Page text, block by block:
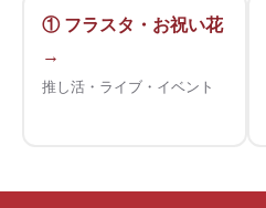
① フラスタ・お祝い花
→
推し活・ライブ・イベント